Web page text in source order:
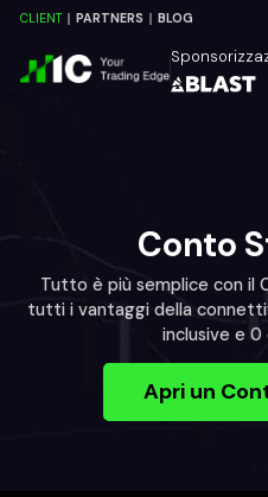
CLIENT PARTNERS BLOG
Conto
Tutto è più semplice con il
tutti i vantaggi della
inclusive e 0
Apri un